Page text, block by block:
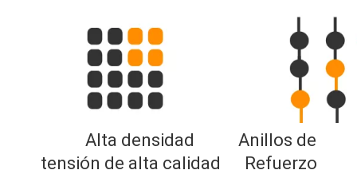
Alta densidad           Anillos de
tensión de alta calidad Refuerzo